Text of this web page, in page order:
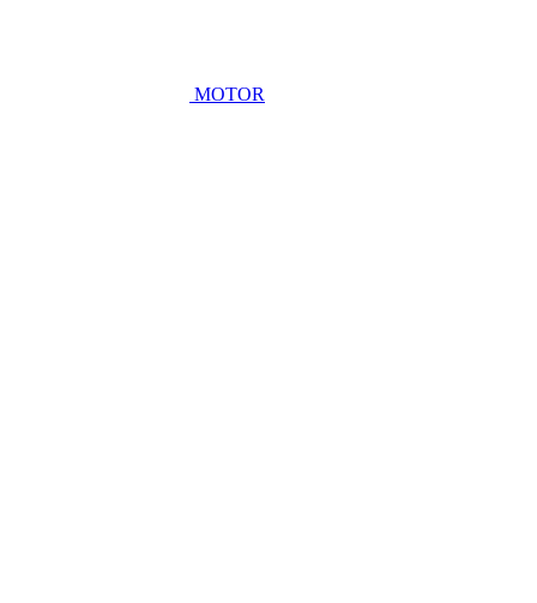
MOTOR